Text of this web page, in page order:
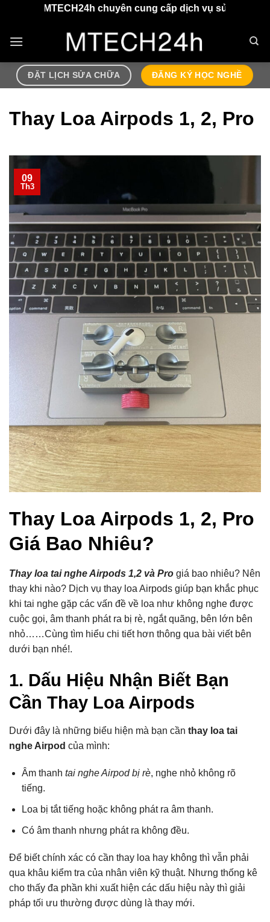
nội
chuyên cung cấp dịch vụ sửa chữa điện thoại,
ĐẶT LỊCH SỬA CHỮA ĐĂNG KÝ HỌC NGHỀ
Thay Loa Airpods 1, 2, Pro
09
Th3
Thay Loa Airpods 1, 2, Pro
Giá Bao Nhiêu?
Thay loa tai nghe Airpods 1,2 và Pro giá bao nhiêu? Nên
thay khi nào? Dịch vụ thay loa Airpods giúp bạn khắc phục
khi tai nghe gặp các vấn đề về loa như không nghe được
cuộc gọi, âm thanh phát ra bị rè, ngắt quãng, bên lớn bên
nhỏ……Cùng tìm hiểu chi tiết hơn thông qua bài viết bên
dưới bạn nhé!.
1. Dấu Hiệu Nhận Biết Bạn
Cần Thay Loa Airpods
Dưới đây là những biểu hiện mà bạn cần thay loa tai
nghe Airpod của mình:
Âm thanh tai nghe Airpod bị rè, nghe nhỏ không rõ
tiếng.
Loa bị tắt tiếng hoặc không phát ra âm thanh.
Có âm thanh nhưng phát ra không đều.
Để biết chính xác có cần thay loa hay không thì vẫn phải
qua khâu kiểm tra của nhân viên kỹ thuật. Nhưng thống kê
cho thấy đa phần khi xuất hiện các dấu hiệu này thì giải
pháp tối ưu thường được dùng là thay mới.